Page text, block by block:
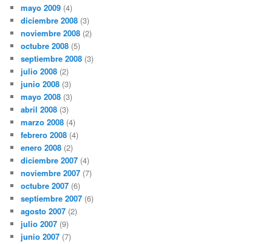
mayo 2009 (4)
diciembre 2008 (3)
noviembre 2008 (2)
octubre 2008 (5)
septiembre 2008 (3)
julio 2008 (2)
junio 2008 (3)
mayo 2008 (3)
abril 2008 (3)
marzo 2008 (4)
febrero 2008 (4)
enero 2008 (2)
diciembre 2007 (4)
noviembre 2007 (7)
octubre 2007 (6)
septiembre 2007 (6)
agosto 2007 (2)
julio 2007 (9)
junio 2007 (7)